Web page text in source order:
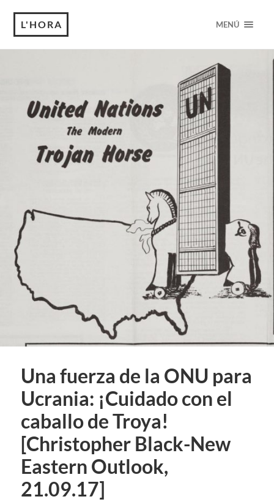
L'HORA MENÚ
Una fuerza de la ONU para
Ucrania: ¡Cuidado con el
caballo de Troya!
[Christopher Black-New
Eastern Outlook,
21.09.17]